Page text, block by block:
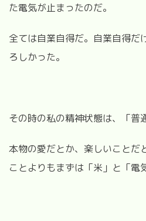
た電気が止まったのだ。
全ては自業自得だ。自業自得だ
ろしかった。
その時の私の精神状態は、「普
本物の愛だとか、楽しいことだ
ことよりもまずは「米」と「電